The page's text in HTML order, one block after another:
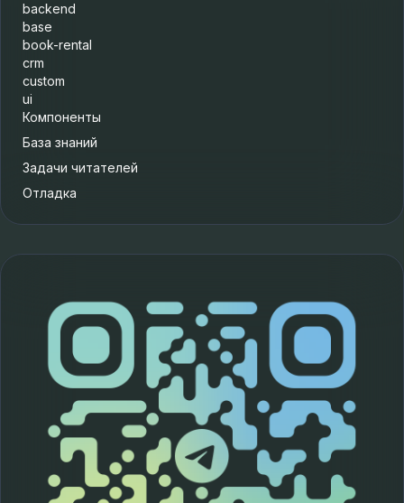
backend
base
book-rental
crm
custom
ui
Компоненты
База знаний
Задачи читателей
Отладка